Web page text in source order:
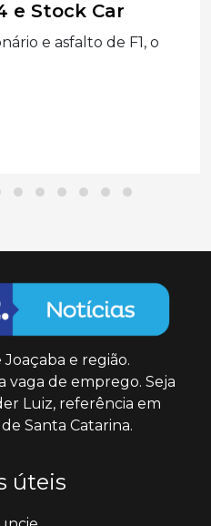
e Stock Car
e asfalto de F1, o
e região.
vaga de emprego. Seja
Luiz, referência em
Santa Catarina.
úteis